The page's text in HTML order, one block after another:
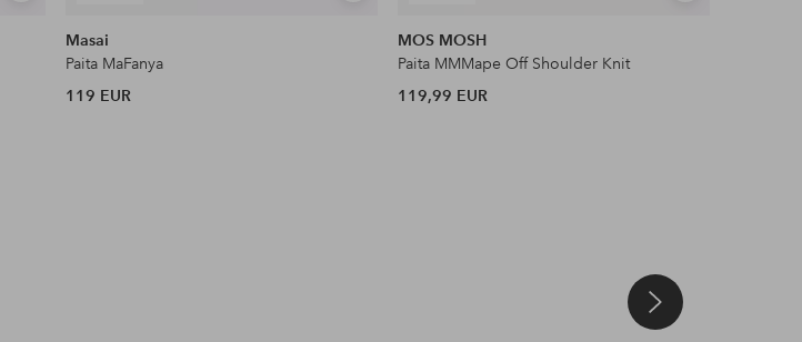
Masai
Paita MaFanya
119 EUR
MOS MOSH
Paita MMMape Off Shoulder Knit
119,99 EUR